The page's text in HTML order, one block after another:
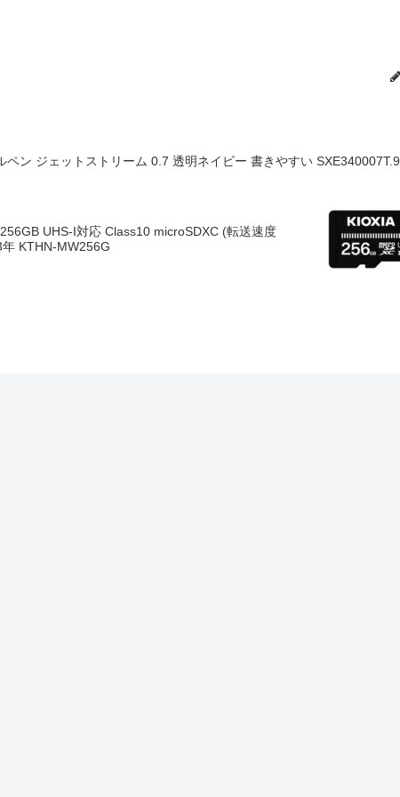
ペン ジェットストリーム 0.7 透明ネイビー 書きやすい SXE340007T.9
UHS-I対応 Class10 microSDXC (転送速度
KTHN-MW256G